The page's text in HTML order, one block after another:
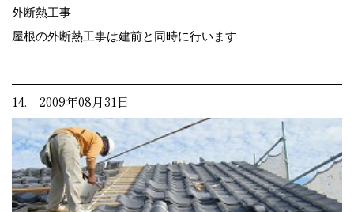
外断熱工事
屋根の外断熱工事は建前と同時に行います
14. 2009年08月31日